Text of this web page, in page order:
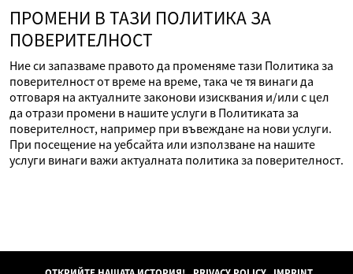
ПРОМЕНИ В ТАЗИ ПОЛИТИКА ЗА
ПОВЕРИТЕЛНОСТ
Ние си запазваме правото да променяме тази Политика за
поверителност от време на време, така че тя винаги да
отговаря на актуалните законови изисквания и/или с цел
да отрази промени в нашите услуги в Политиката за
поверителност, например при въвеждане на нови услуги.
При посещение на уебсайта или използване на нашите
услуги винаги важи актуалната политика за поверителност.